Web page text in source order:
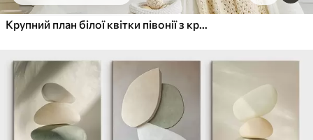
Крупний план білої квітки півонії з крапельками води на пелюстках на розмитому фоні